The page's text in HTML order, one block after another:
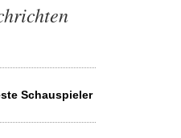
Schauspieler